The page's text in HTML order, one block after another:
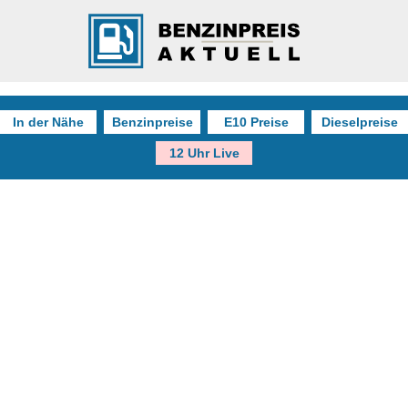
In der Nähe Benzinpreise E10 Preise Dieselpreise
12 Uhr Live